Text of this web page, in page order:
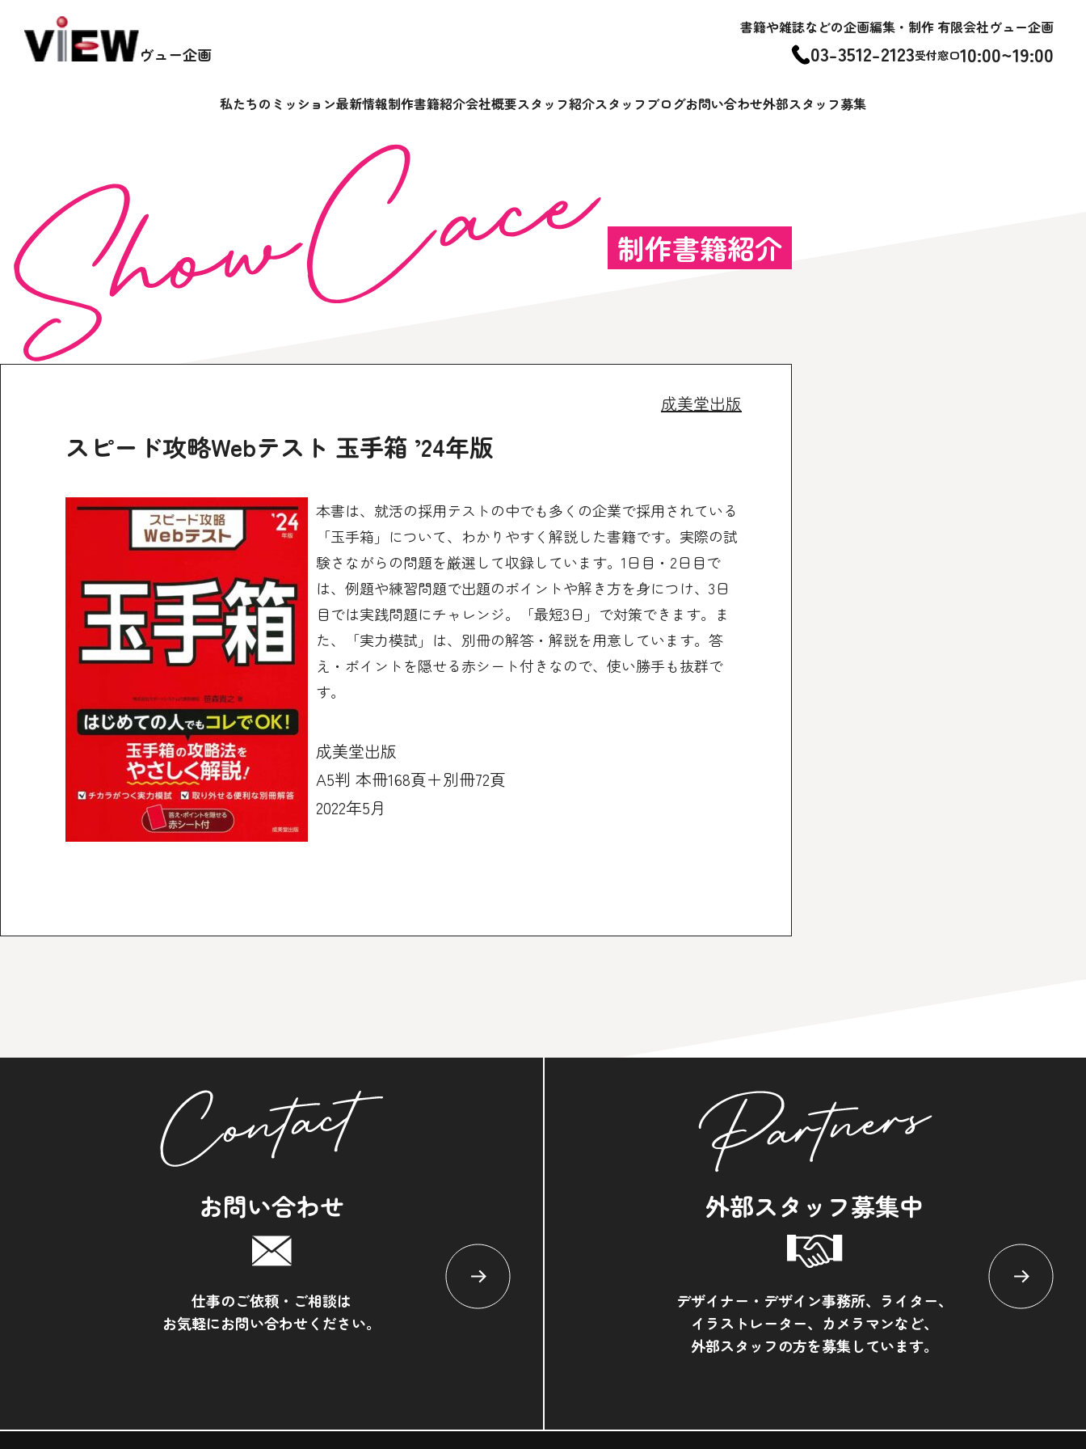
書籍や雑誌などの企画編集・制作 有限会社ヴュー企画
ヴュー企画
私たちのミッション最新情報制作書籍紹介会社概要スタッフ紹介スタッフブログお問い合わせ外部スタッフ募集
03-3512-2123受付窓口10:00~19:00
制作書籍紹介
成美堂出版
スピード攻略Webテスト 玉手箱 ’24年版
本書は、就活の採用テストの中でも多くの企業で採用されている
「玉手箱」について、わかりやすく解説した書籍です。実際の試
験さながらの問題を厳選して収録しています。1日目・2日目で
は、例題や練習問題で出題のポイントや解き方を身につけ、3日
目では実践問題にチャレンジ。「最短3日」で対策できます。ま
た、「実力模試」は、別冊の解答・解説を用意しています。答
え・ポイントを隠せる赤シート付きなので、使い勝手も抜群で
す。
成美堂出版
A5判 本冊168頁＋別冊72頁
2022年5月
お問い合わせ
仕事のご依頼・ご相談は
お気軽にお問い合わせください。
外部スタッフ募集中
デザイナー・デザイン事務所、ライター、
イラストレーター、カメラマンなど、
外部スタッフの方を募集しています。